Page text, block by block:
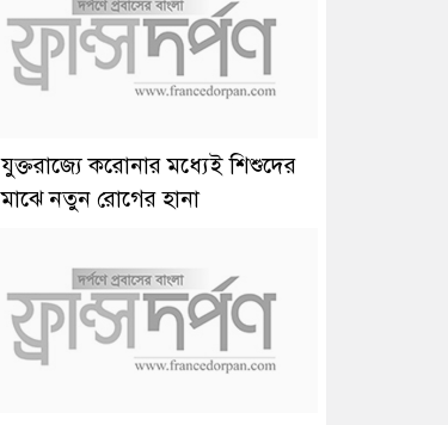
যুক্তরাজ্যে করোনার মধ্যেই শিশুদের
মাঝে নতুন রোগের হানা